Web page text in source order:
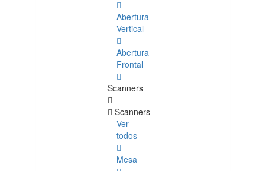
Abertura
Vertical
Abertura
Frontal
Scanners
Scanners
Ver
todos
Mesa